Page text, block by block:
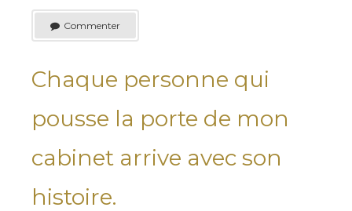
Commenter
Chaque personne qui
pousse la porte de mon
cabinet arrive avec son
histoire.